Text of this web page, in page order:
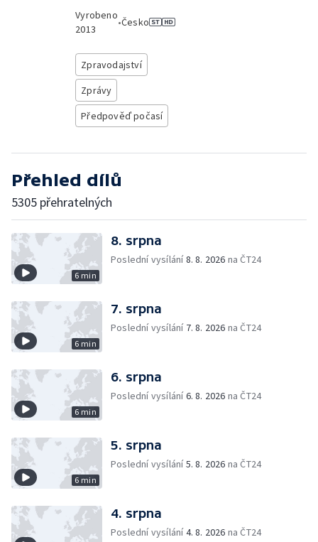
Vyrobeno
2013
•Česko
Zpravodajství
Zprávy
Předpověď počasí
Přehled dílů
5305 přehratelných
6 min
8. srpna
Poslední vysílání8. 8. 2026 na ČT24
6 min
7. srpna
Poslední vysílání 7. 8. 2026 na ČT24
6 min
6. srpna
Poslední vysílání6. 8. 2026 na ČT24
6 min
5. srpna
Poslední vysílání5. 8. 2026 na ČT24
4. srpna
Poslední vysílání4. 8. 2026 na ČT24